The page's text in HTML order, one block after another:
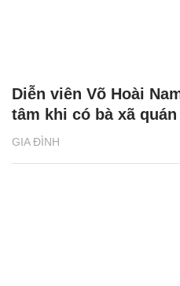
GIA ĐÌNH
Diễn viên Võ Hoài
tâm khi có bà xã